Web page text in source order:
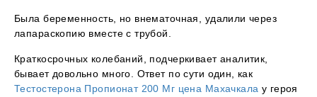
Была беременность, но внематочная, удалили через
лапараскопию вместе с трубой.
Краткосрочных колебаний, подчеркивает аналитик,
бывает довольно много. Ответ по сути один, как
Тестостерона Пропионат 200 Мг цена Махачкала у героя